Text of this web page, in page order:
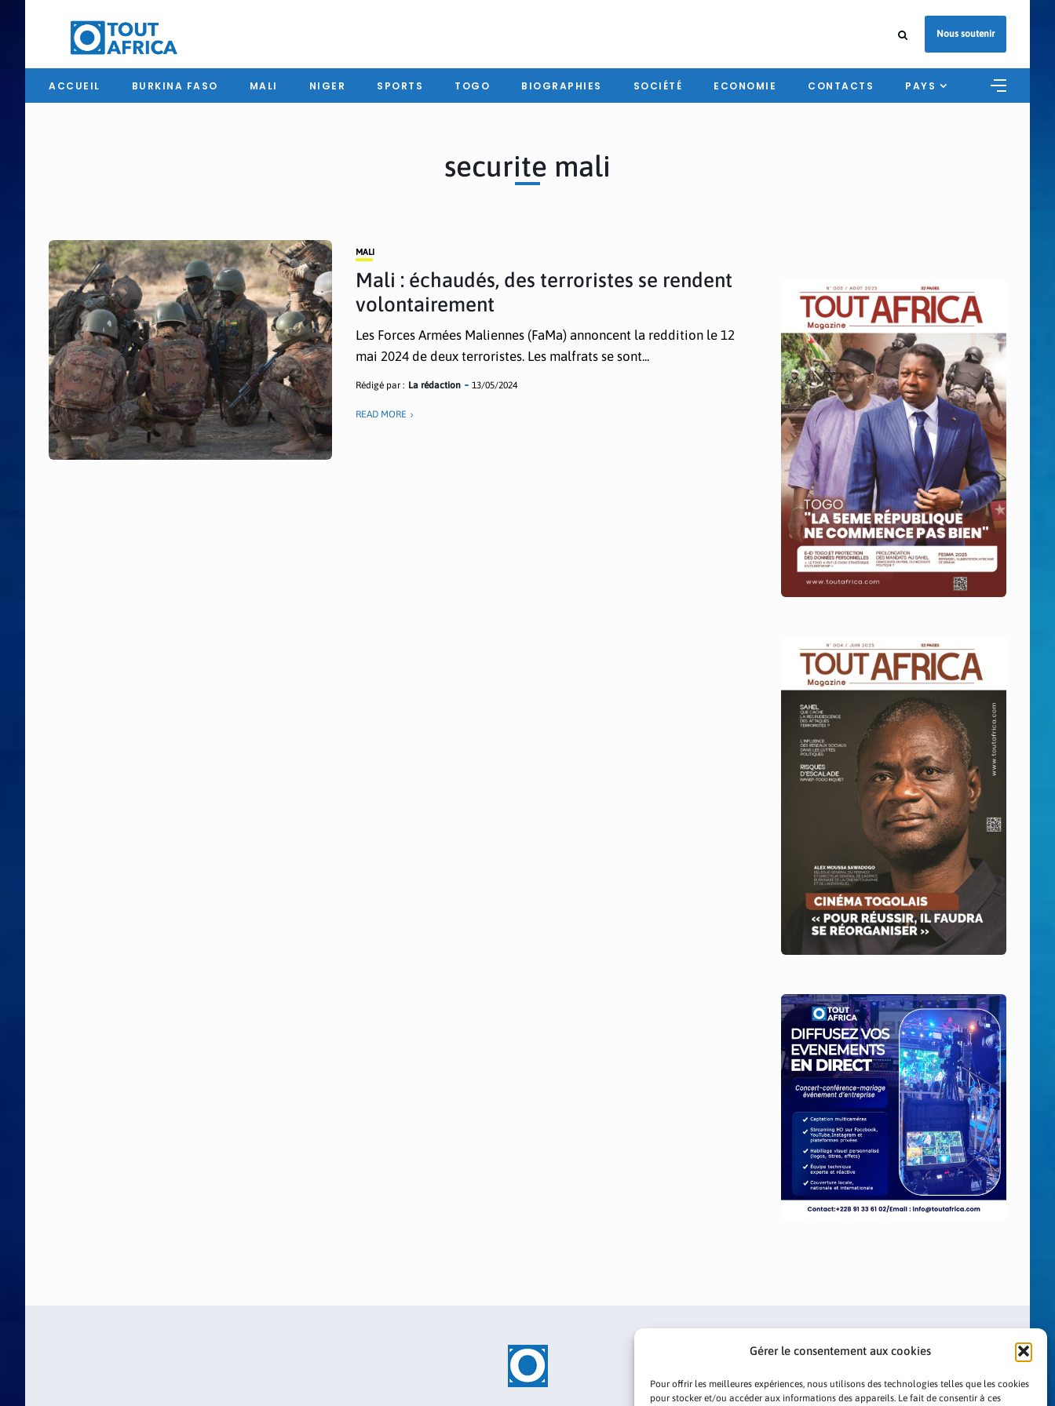
Gérer le consentement aux cookies
Pour offrir les meilleures expériences, nous utilisons des technologies telles que les cookies
pour stocker et/ou accéder aux informations des appareils. Le fait de consentir à ces
Nous soutenir
ACCUEIL BURKINA FASO MALI NIGER SPORTS TOGO BIOGRAPHIES SOCIÉTÉ ECONOMIE CONTACTS PAYS
securite mali
MALI
Mali : échaudés, des terroristes se rendent
volontairement
Les Forces Armées Maliennes (FaMa) annoncent la reddition le 12
mai 2024 de deux terroristes. Les malfrats se sont...
Rédigé par : La rédaction 13/05/2024
READ MORE